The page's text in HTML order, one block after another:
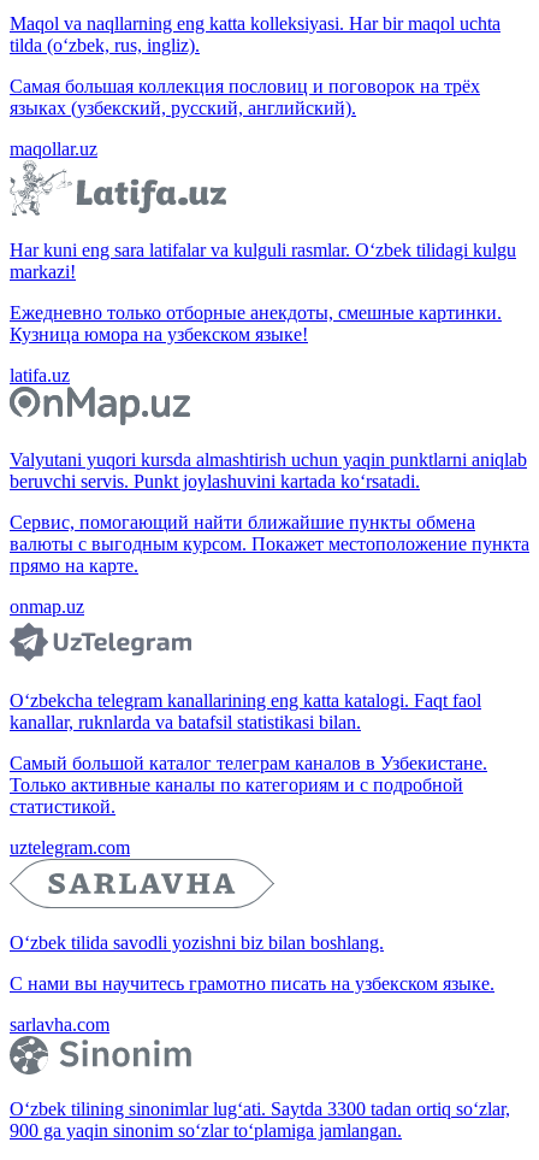
Maqol va naqllarning eng katta kolleksiyasi. Har bir maqol uchta
tilda (o‘zbek, rus, ingliz).
Самая большая коллекция пословиц и поговорок на трёх
языках (узбекский, русский, английский).
maqollar.uz
Har kuni eng sara latifalar va kulguli rasmlar. O‘zbek tilidagi kulgu
markazi!
Ежедневно только отборные анекдоты, смешные картинки.
Кузница юмора на узбекском языке!
latifa.uz
Valyutani yuqori kursda almashtirish uchun yaqin punktlarni aniqlab
beruvchi servis. Punkt joylashuvini kartada ko‘rsatadi.
Сервис, помогающий найти ближайшие пункты обмена
валюты с выгодным курсом. Покажет местоположение пункта
прямо на карте.
onmap.uz
O‘zbekcha telegram kanallarining eng katta katalogi. Faqt faol
kanallar, ruknlarda va batafsil statistikasi bilan.
Самый большой каталог телеграм каналов в Узбекистане.
Только активные каналы по категориям и с подробной
статистикой.
uztelegram.com
O‘zbek tilida savodli yozishni biz bilan boshlang.
С нами вы научитесь грамотно писать на узбекском языке.
sarlavha.com
O‘zbek tilining sinonimlar lug‘ati. Saytda 3300 tadan ortiq so‘zlar,
900 ga yaqin sinonim so‘zlar to‘plamiga jamlangan.